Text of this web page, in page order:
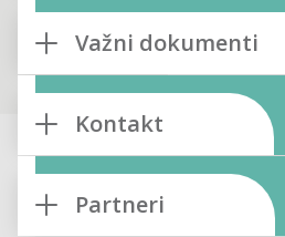
Važni dokumenti
Kontakt
Partneri